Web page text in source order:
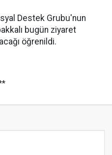
Destek Grubu'nun
bugün ziyaret
öğrenildi.